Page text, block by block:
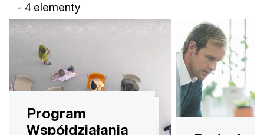
- 4 elementy
Program
Współdziałania